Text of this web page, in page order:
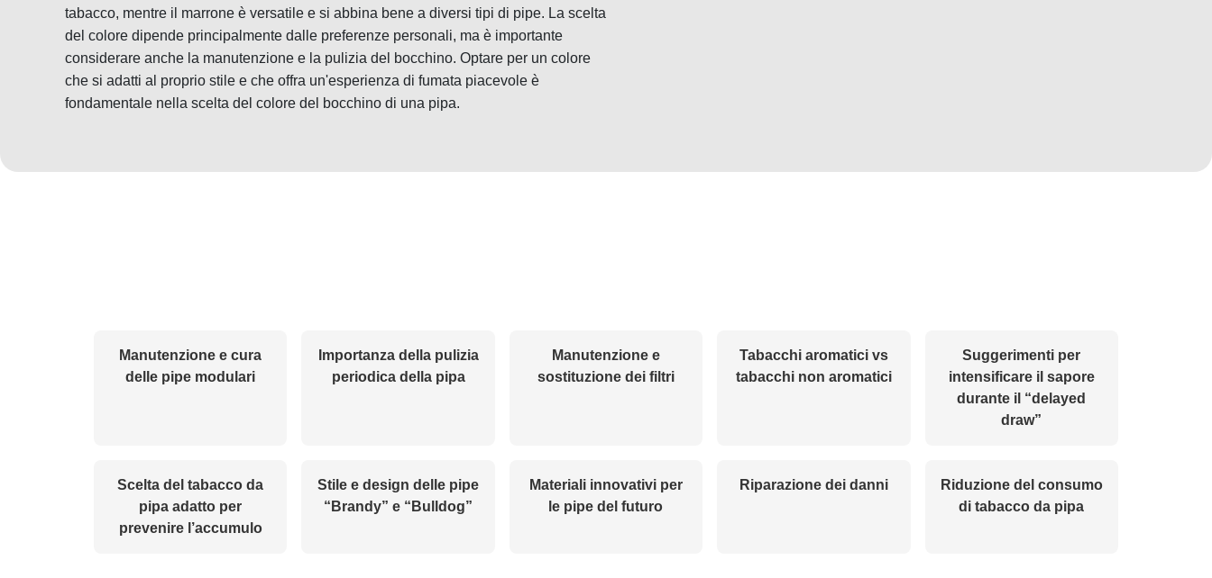
tabacco, mentre il marrone è versatile e si abbina bene a diversi tipi di pipe. La scelta
del colore dipende principalmente dalle preferenze personali, ma è importante
considerare anche la manutenzione e la pulizia del bocchino. Optare per un colore
che si adatti al proprio stile e che offra un'esperienza di fumata piacevole è
fondamentale nella scelta del colore del bocchino di una pipa.
Manutenzione e cura
delle pipe modulari
Importanza della pulizia
periodica della pipa
Manutenzione e
sostituzione dei filtri
Tabacchi aromatici vs
tabacchi non aromatici
Suggerimenti per
intensificare il sapore
durante il “delayed
draw”
Scelta del tabacco da
pipa adatto per
prevenire l’accumulo
Stile e design delle pipe
“Brandy” e “Bulldog”
Materiali innovativi per
le pipe del futuro
Riparazione dei danni
Riduzione del consumo
di tabacco da pipa